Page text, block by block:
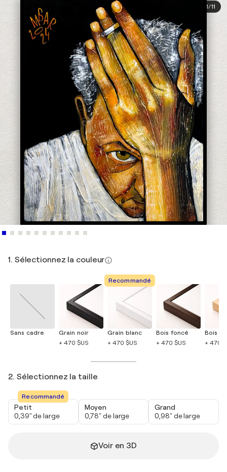
1/11
1. Sélectionnez la couleur
Sans cadre
Grain noir
+ 470 $US
Recommandé
Grain blanc
+ 470 $US
Bois foncé
+ 470 $US
Bois
+ 470
2. Sélectionnez la taille
Recommandé
Petit
0,39" de large
Moyen
0,78" de large
Grand
0,98" de large
Voir en 3D